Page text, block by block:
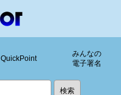
QuickPoint
みんなの
電子署名